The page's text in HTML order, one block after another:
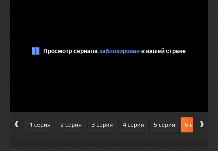
‹ 1 серия 2 серия 3 серия 4 серия 5 серия 6 серия
›